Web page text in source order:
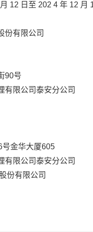
月 12 日至 202 4 年 12 月
份有限公司
90号
有限公司泰安分公司
号金华大厦605
有限公司泰安分公司
份有限公司